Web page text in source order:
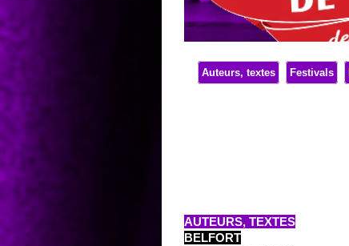
Auteurs, textes Festivals
AUTEURS, TEXTES
BELFORT